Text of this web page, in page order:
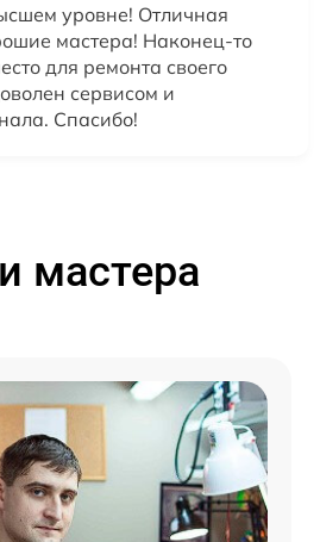
уровне! Отличная
мастера! Наконец-то
для ремонта своего
сервисом и
Спасибо!
мастера